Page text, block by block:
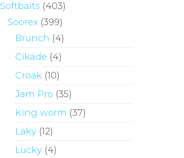
Softbaits (403)
Soorex (399)
Brunch (4)
Cikade (4)
Croak (10)
Jam Pro (35)
King worm (37)
Laky (12)
Lucky (4)